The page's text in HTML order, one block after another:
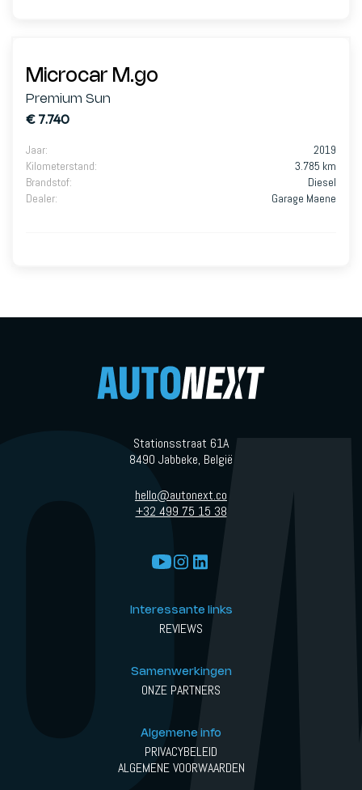
Microcar M.go
Premium Sun
€ 7.740
Jaar:
2019
Kilometerstand:
3.785 km
Brandstof:
Diesel
Dealer: Garage Maene
Stationsstraat 61A
8490 Jabbeke, België
hello@autonext.co
+32 499 75 15 38
Interessante links
REVIEWS
Samenwerkingen
ONZE PARTNERS
Algemene info
PRIVACYBELEID
ALGEMENE VOORWAARDEN